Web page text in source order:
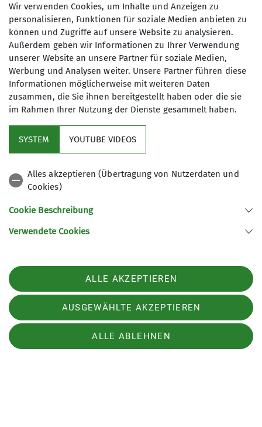
Bergtouren Bergtouren Bergzirkel Familiengruppe
Familiengruppe Frauengruppe Frauengruppe
Gruppenberichte Hüttentouren Hüttentouren
Jahresmitgliederversammlung
Klettern MTB Mitglieder Mountainbike
Murmeltiere&MounTeens Natur
Veranstaltungen
Links
Kampagnen des DAV
Sektion Moosburg des Deutschen Alpenvereins e.V.
Wir verwenden Cookies, um Inhalte und Anzeigen zu
personalisieren, Funktionen für soziale Medien anbieten zu
können und Zugriffe auf unsere Website zu analysieren.
Außerdem geben wir Informationen zu Ihrer Verwendung
unserer Website an unsere Partner für soziale Medien,
Werbung und Analysen weiter. Unsere Partner führen diese
Informationen möglicherweise mit weiteren Daten
zusammen, die Sie ihnen bereitgestellt haben oder die sie
im Rahmen Ihrer Nutzung der Dienste gesammelt haben.
SYSTEM YOUTUBE VIDEOS
Alles akzeptieren (Übertragung von Nutzerdaten und
Cookies)
Cookie Beschreibung
Verwendete Cookies
ALLE AKZEPTIEREN
AUSGEWÄHLTE AKZEPTIEREN
ALLE ABLEHNEN